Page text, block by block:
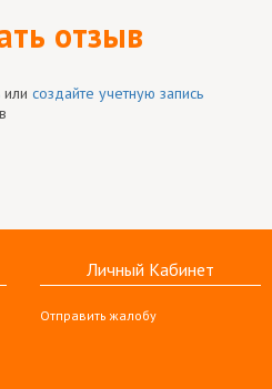
отзыв
или создайте учетную запись
Личный Кабинет
Отправить жалобу